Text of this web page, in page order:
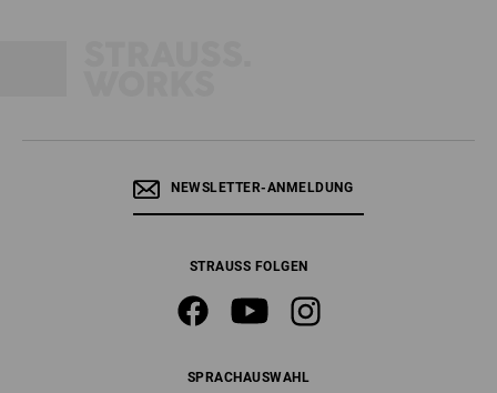
NEWSLETTER-ANMELDUNG
STRAUSS FOLGEN
SPRACHAUSWAHL